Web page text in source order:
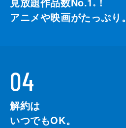
※
アニメや映画がたっぷり。
04
解約は
いつでもOK。